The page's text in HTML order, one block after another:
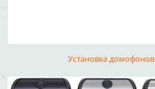
Установка домофонов